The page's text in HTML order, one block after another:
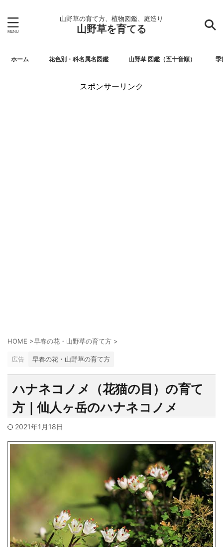
山野草の育て方、植物図鑑、庭造り
山野草を育てる
ホーム 花色別・科名属名図鑑 山野草 図鑑（五十音順） 季
スポンサーリンク
HOME >早春の花・山野草の育て方 >
広告 早春の花・山野草の育て方
ハナネコノメ（花猫の目）の育て
方｜仙人ヶ岳のハナネコノメ
2021年1月18日